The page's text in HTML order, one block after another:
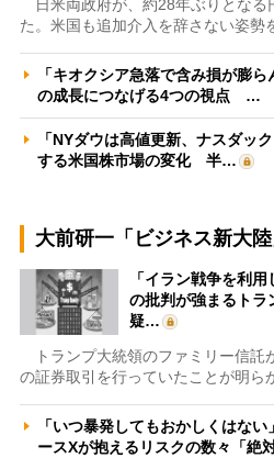
日米両政府が、約28年ぶりとなる
た。米国も追加介入を辞さない姿勢
「キオクシア急落で含み損が膨
の成長につなげる4つの視点 …
「NYダウは高値更新、ナスダッ
する米国株市場の変化 半…
大前研一「ビジネス新大
「イラン戦争を利
の批判が強まるトラ
疑…
トランプ大統領のファミリー信託
の証券取引を行っていたことが明ら
「いつ暴発してもおかしくはな
ースXが抱えるリスクの数々「絶